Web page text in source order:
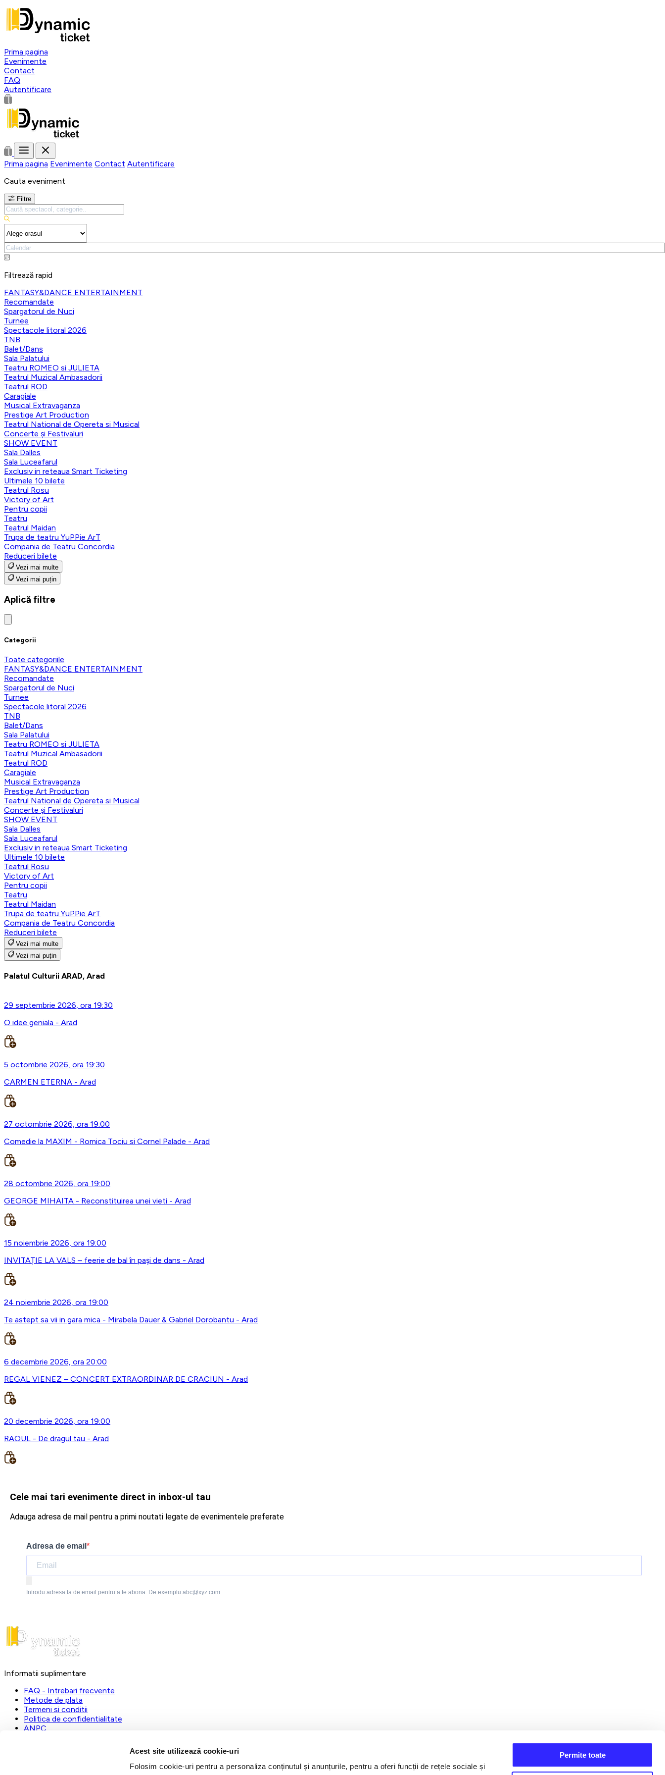
Acest site utilizează cookie-uri
Folosim cookie-uri pentru a personaliza conținutul și anunțurile, pentru a oferi funcții de rețele sociale și
Permite toate
Prima pagina
Evenimente
Contact
FAQ
Autentificare
Prima pagina Evenimente Contact Autentificare
Cauta eveniment
Filtre
Filtrează rapid
FANTASY&DANCE ENTERTAINMENT
Recomandate
Spargatorul de Nuci
Turnee
Spectacole litoral 2026
TNB
Balet/Dans
Sala Palatului
Teatru ROMEO si JULIETA
Teatrul Muzical Ambasadorii
Teatrul ROD
Caragiale
Musical Extravaganza
Prestige Art Production
Teatrul National de Opereta si Musical
Concerte și Festivaluri
SHOW EVENT
Sala Dalles
Sala Luceafarul
Exclusiv in reteaua Smart Ticketing
Ultimele 10 bilete
Teatrul Rosu
Victory of Art
Pentru copii
Teatru
Teatrul Maidan
Trupa de teatru YuPPie ArT
Compania de Teatru Concordia
Reduceri bilete
Vezi mai multe
Vezi mai puțin
Aplică filtre
Categorii
Toate categoriile
FANTASY&DANCE ENTERTAINMENT
Recomandate
Spargatorul de Nuci
Turnee
Spectacole litoral 2026
TNB
Balet/Dans
Sala Palatului
Teatru ROMEO si JULIETA
Teatrul Muzical Ambasadorii
Teatrul ROD
Caragiale
Musical Extravaganza
Prestige Art Production
Teatrul National de Opereta si Musical
Concerte și Festivaluri
SHOW EVENT
Sala Dalles
Sala Luceafarul
Exclusiv in reteaua Smart Ticketing
Ultimele 10 bilete
Teatrul Rosu
Victory of Art
Pentru copii
Teatru
Teatrul Maidan
Trupa de teatru YuPPie ArT
Compania de Teatru Concordia
Reduceri bilete
Vezi mai multe
Vezi mai puțin
Palatul Culturii ARAD, Arad
29 septembrie 2026, ora 19:30
O idee geniala - Arad
5 octombrie 2026, ora 19:30
CARMEN ETERNA - Arad
27 octombrie 2026, ora 19:00
Comedie la MAXIM - Romica Tociu si Cornel Palade - Arad
28 octombrie 2026, ora 19:00
GEORGE MIHAITA - Reconstituirea unei vieti - Arad
15 noiembrie 2026, ora 19:00
INVITAȚIE LA VALS – feerie de bal în paşi de dans - Arad
24 noiembrie 2026, ora 19:00
Te astept sa vii in gara mica - Mirabela Dauer & Gabriel Dorobantu - Arad
6 decembrie 2026, ora 20:00
REGAL VIENEZ – CONCERT EXTRAORDINAR DE CRACIUN - Arad
20 decembrie 2026, ora 19:00
RAOUL - De dragul tau - Arad
Cele mai tari evenimente direct in inbox-ul tau
Adauga adresa de mail pentru a primi noutati legate de evenimentele preferate
Adresa de email
Introdu adresa ta de email pentru a te abona. De exemplu abc@xyz.com
Informatii suplimentare
FAQ - Intrebari frecvente
Metode de plata
Termeni si conditii
Politica de confidentialitate
ANPC
J23/1019/2023